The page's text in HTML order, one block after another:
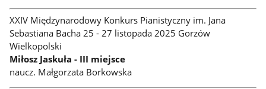
XXIV Międzynarodowy Konkurs Pianistyczny im. Jana
Sebastiana Bacha 25 - 27 listopada 2025 Gorzów
Wielkopolski
Miłosz Jaskuła - III miejsce
naucz. Małgorzata Borkowska